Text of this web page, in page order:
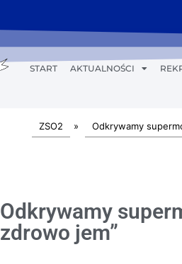
START AKTUALNOŚCI
ZSO2 » Odkrywamy
Odkrywamy
zdrowo jem”